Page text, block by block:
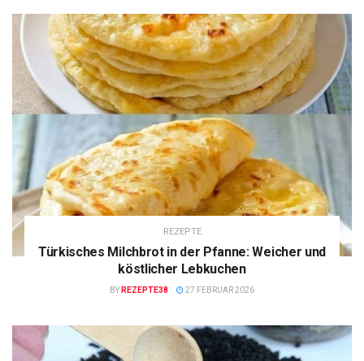
REZEPTE
Türkisches Milchbrot in der Pfanne: Weicher und
köstlicher Lebkuchen
BY REZEPTE38 27 FEBRUAR 2026